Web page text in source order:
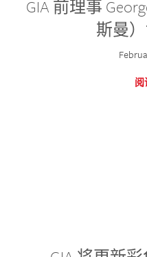
GIA 前理事
斯曼